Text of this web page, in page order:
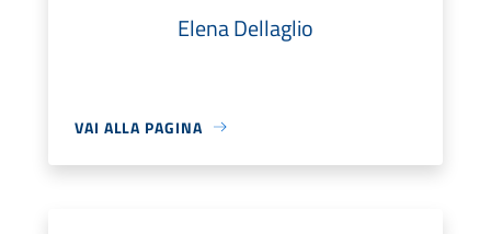
Elena Dellaglio
VAI ALLA PAGINA